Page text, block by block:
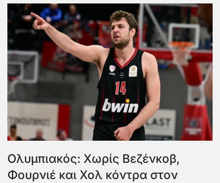
Ολυμπιακός: Χωρίς Βεζένκοβ,
Φουρνιέ και Χολ κόντρα στον